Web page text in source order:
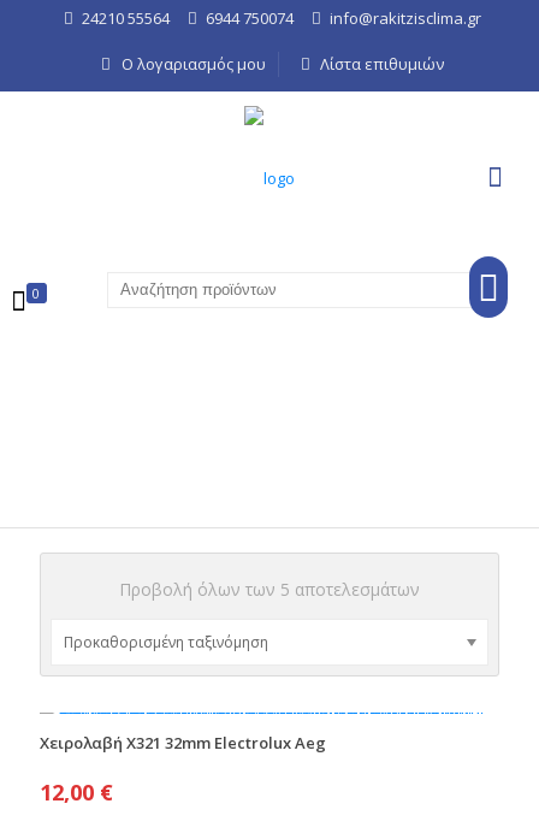
24210 55564 6944 750074 info@rakitzisclima.gr
Ο λογαριασμός μου Λίστα επιθυμιών
0
Προβολή όλων των 5 αποτελεσμάτων
Χειρολαβή X321 32mm Electrolux Aeg
12,00 €